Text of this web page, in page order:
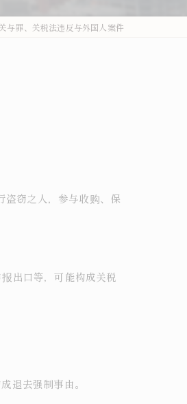
与罪、关税法违反与外国人案件
盗窃之人，参与收购、保
出口等，可能构成关税
退去强制事由。